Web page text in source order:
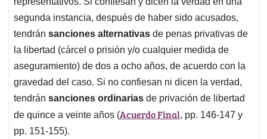
segunda instancia, después de haber sido acusados,
tendrán sanciones alternativas de penas privativas de
la libertad (cárcel o prisión y/o cualquier medida de
aseguramiento) de dos a ocho años, de acuerdo con la
gravedad del caso. Si no confiesan ni dicen la verdad,
tendrán sanciones ordinarias de privación de libertad
de quince a veinte años (Acuerdo Final, pp. 146-147 y
pp. 151-155).